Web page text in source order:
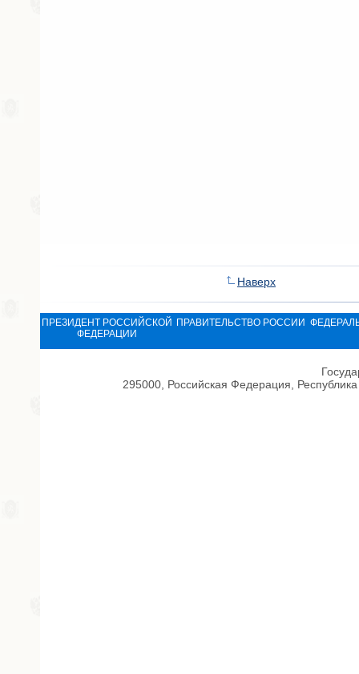
Наверх
ПРЕЗИДЕНТ РОССИЙСКОЙ
ФЕДЕРАЦИИ
ПРАВИТЕЛЬСТВО РОССИИ
295000, Российская Федерация,